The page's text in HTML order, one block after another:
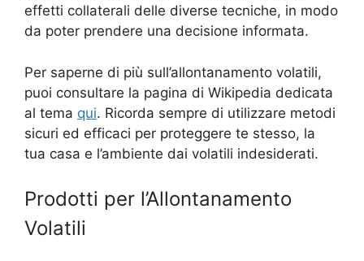
effetti collaterali delle diverse tecniche, in modo
da poter prendere una decisione informata.
Per saperne di più sull’allontanamento volatili,
puoi consultare la pagina di Wikipedia dedicata
al tema qui. Ricorda sempre di utilizzare metodi
sicuri ed efficaci per proteggere te stesso, la
tua casa e l’ambiente dai volatili indesiderati.
Prodotti per l’Allontanamento
Volatili